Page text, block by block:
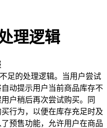
理逻辑
足的处理逻辑。当用户尝试
动提示用户当前商品库存不
户稍后再次尝试购买。同
行为，以便在库存充足时及
预售功能，允许用户在商品